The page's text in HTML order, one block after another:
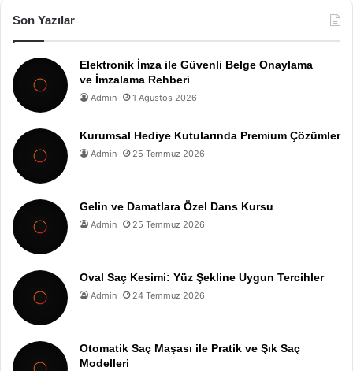
Son Yazılar
Elektronik İmza ile Güvenli Belge Onaylama
ve İmzalama Rehberi
Admin 1 Ağustos 2026
Kurumsal Hediye Kutularında Premium Çözümler
Admin 25 Temmuz 2026
Gelin ve Damatlara Özel Dans Kursu
Admin 25 Temmuz 2026
Oval Saç Kesimi: Yüz Şekline Uygun Tercihler
Admin 24 Temmuz 2026
Otomatik Saç Maşası ile Pratik ve Şık Saç
Modelleri